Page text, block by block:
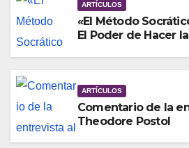
ARTÍCULOS
«El Método
El Poder de Hacer
ARTÍCULOS
Comentario de la
Theodore Postol